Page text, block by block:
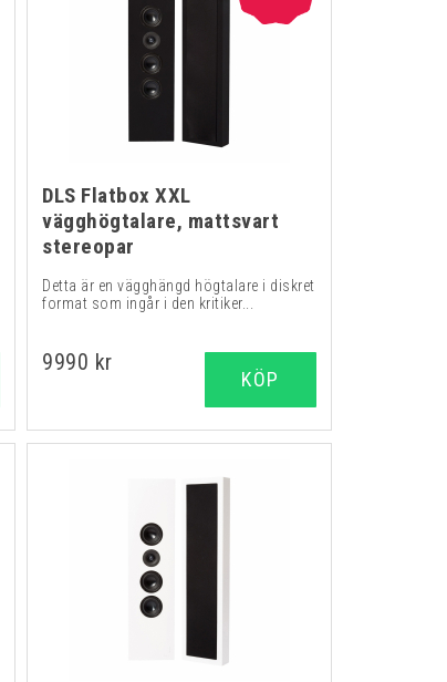
DLS Flatbox XXL
vägghögtalare, mattsvart
stereopar
Detta är en vägghängd högtalare i diskret
format som ingår i den kritiker...
9990 kr
KÖP